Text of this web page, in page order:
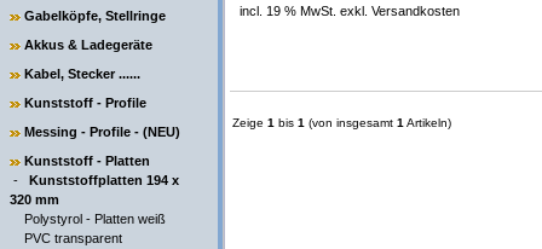
Gabelköpfe, Stellringe
Akkus & Ladegeräte
Kabel, Stecker ......
Kunststoff - Profile
Messing - Profile - (NEU)
Kunststoff - Platten
- Kunststoffplatten 194 x
320 mm
Polystyrol - Platten weiß
PVC transparent
incl. 19 % MwSt. exkl. Versandkosten
Zeige 1 bis 1 (von insgesamt 1 Artikeln)